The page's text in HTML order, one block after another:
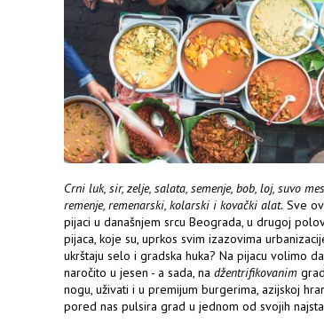
Crni luk, sir, zelje, salata, semenje, bob, loj, suvo
remenje, remenarski, kolarski i kovački alat. Sve
pijaci u današnjem srcu Beograda, u drugoj
pijaca, koje su, uprkos svim izazovima
ukrštaju selo i gradska huka? Na pijacu volimo
naročito u jesen - a sada, na džentrifikovanim
nogu, uživati i u premijum burgerima, azijskoj
pored nas pulsira grad u jednom od svojih